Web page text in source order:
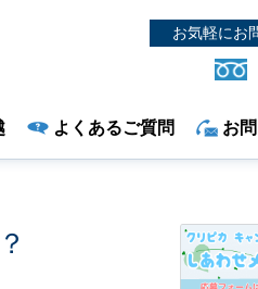
お気軽にお
よくあるご質問 お